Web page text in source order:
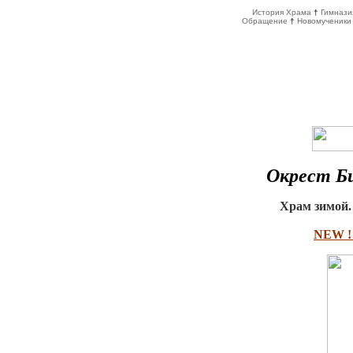
История Храма †
Обращение † Новомученики
Окрест
Храм
NEW !